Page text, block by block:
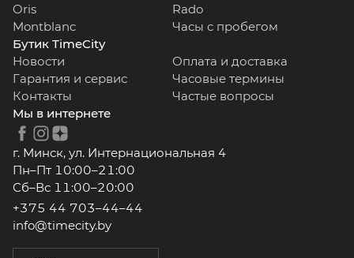
Oris
Rado
Montblanc
Часы с пробегом
Бутик TimeCity
Новости
Оплата и доставка
Гарантия и сервис
Часовые термины
Контакты
Частые вопросы
Мы в интернете
г. Минск, ул. Интернациональная 4
Пн–Пт 10:00–21:00
Сб–Вс 11:00–20:00
+375 44 703–44–44
info@timecity.by